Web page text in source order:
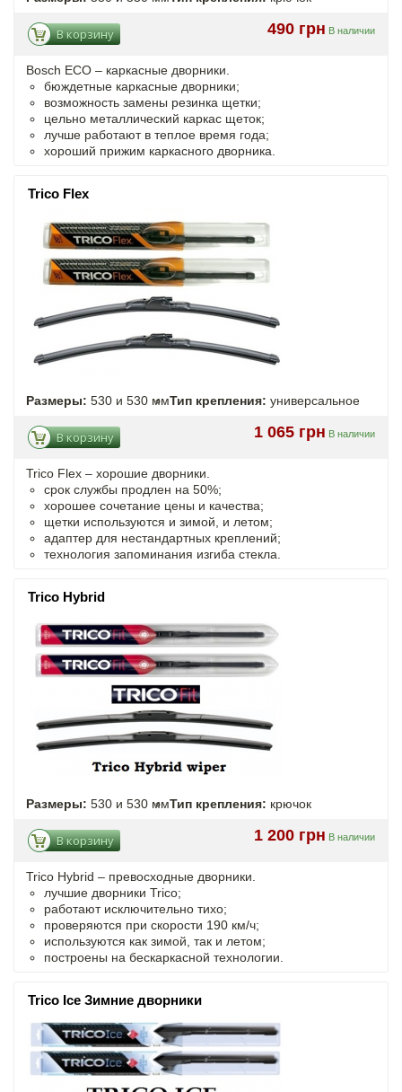
490 грн В наличии
В корзину
Bosch ECO – каркасные дворники.
бюждетные каркасные дворники;
возможность замены резинка щетки;
цельно металлический каркас щеток;
лучше работают в теплое время года;
хороший прижим каркасного дворника.
Trico Flex
Размеры: 530 и 530 ммТип крепления: универсальное
1 065 грн В наличии
В корзину
Trico Flex – хорошие дворники.
срок службы продлен на 50%;
хорошее сочетание цены и качества;
щетки используются и зимой, и летом;
адаптер для нестандартных креплений;
технология запоминания изгиба стекла.
Trico Hybrid
Размеры: 530 и 530 ммТип крепления: крючок
1 200 грн В наличии
В корзину
Trico Hybrid – превосходные дворники.
лучшие дворники Trico;
работают исключительно тихо;
проверяются при скорости 190 км/ч;
используются как зимой, так и летом;
построены на бескаркасной технологии.
Trico Ice Зимние дворники